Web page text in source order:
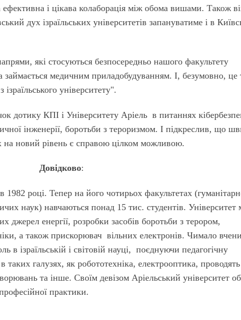
і цікава колаборація між обома вишами. Також
дух ізраїльських університетів запануватиме і в
які стосуються безпосередньо нашого факультету
займається медичним приладобудуванням. І, безумовно, це
університету".
дотику КПІ і Університету Аріель в питаннях
інженерії, боротьби з тероризмом. І підкреслив, що
на новий рівень є справою цілком можливою.
Довідково:
1982 році. Тепер на його чотирьох факультетах
наук) навчаються понад 15 тис. студентів. Університет
джерел енергії, розробки засобів боротьби з терором,
а також прискорювач вільних електронів. Чимало
в ізраїльській і світовій науці, поєднуючи педагогічну
таких галузях, як робототехніка, електрооптика, проводять
та інше. Своїм девізом Аріельський університет
практики.